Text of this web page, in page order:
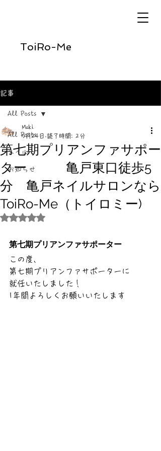
ToiRo-Me
記事
All Posts
ネイル
お知らせ
All Posts
第七期プリアンファサポー
ター 亀戸東口徒歩5
分 亀戸ネイルサロンなら
ToiRo-Me（トイロミー)
Maki
5月24日 読了時間: 2分
5つ星のうちNaNと評価されています。
第七期プリアンファサポーター
この度、
第七期プリアンファサポーターに
就任いたしました！
1年間よろしくお願いいたします